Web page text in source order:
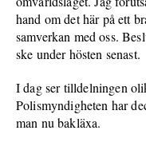
hand om det här på ett
samverkan med oss.
ske under hösten senast.
I dag ser tilldelningen
Polismyndigheten har
man nu bakläxa.